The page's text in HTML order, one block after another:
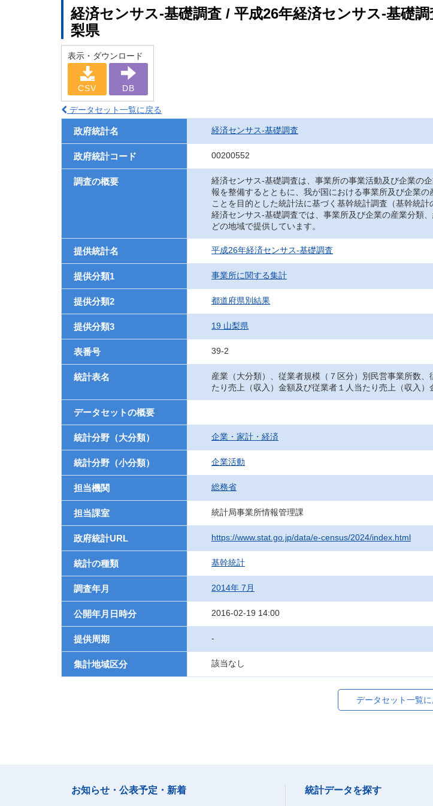
経済センサス‐基礎調査 / 平成26年経済センサス‐基礎
梨県
表示・ダウンロード
CSV DB
データセット一覧に戻る
政府統計名 経済センサス‐基礎調査
政府統計コード 00200552
調査の概要
経済センサス‐基礎調査は、事業所の事業活動及び企業の
報を整備するとともに、我が国における事業所及び企業
ことを目的とした統計法に基づく基幹統計調査（基幹統
経済センサス‐基礎調査では、事業所及び企業の産業分類
どの地域で提供しています。
提供統計名 平成26年経済センサス‐基礎調査
提供分類1 事業所に関する集計
提供分類2 都道府県別結果
提供分類3 19 山梨県
表番号 39-2
統計表名
産業（大分類）、従業者規模（７区分）別民営事業所数
たり売上（収入）金額及び従業者１人当たり売上（収入
データセットの概要
統計分野（大分類） 企業・家計・経済
統計分野（小分類） 企業活動
担当機関 総務省
担当課室 統計局事業所情報管理課
政府統計URL https://www.stat.go.jp/data/e-census/2024/index.html
統計の種類 基幹統計
調査年月 2014年 7月
公開年月日時分 2016-02-19 14:00
提供周期 -
集計地域区分 該当なし
データセット一覧に
お知らせ・公表予定・新着 統計データを探す